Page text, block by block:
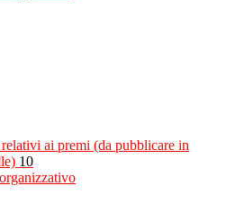
ai premi (da pubblicare in
10